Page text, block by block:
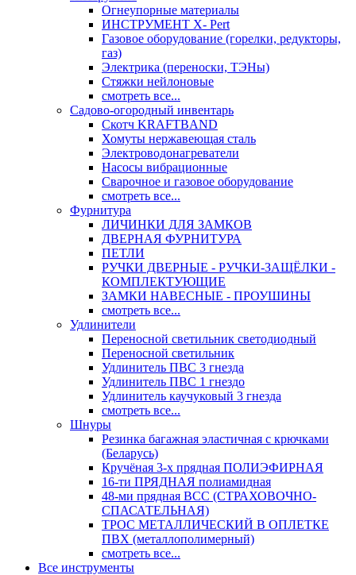
Огнеупорные материалы
ИНСТРУМЕНТ X- Pert
Газовое оборудование (горелки, редукторы,
газ)
Электрика (переноски, ТЭНы)
Стяжки нейлоновые
смотреть все...
Садово-огородный инвентарь
Скотч KRAFTBAND
Хомуты нержавеющая сталь
Электроводонагреватели
Насосы вибрационные
Сварочное и газовое оборудование
смотреть все...
Фурнитура
ЛИЧИНКИ ДЛЯ ЗАМКОВ
ДВЕРНАЯ ФУРНИТУРА
ПЕТЛИ
РУЧКИ ДВЕРНЫЕ - РУЧКИ-ЗАЩЁЛКИ -
КОМПЛЕКТУЮЩИЕ
ЗАМКИ НАВЕСНЫЕ - ПРОУШИНЫ
смотреть все...
Удлинители
Переносной светильник светодиодный
Переносной светильник
Удлинитель ПВС 3 гнезда
Удлинитель ПВС 1 гнездо
Удлинитель каучуковый 3 гнезда
смотреть все...
Шнуры
Резинка багажная эластичная с крючками
(Беларусь)
Кручёная 3-х прядная ПОЛИЭФИРНАЯ
16-ти ПРЯДНАЯ полиамидная
48-ми прядная ВСС (СТРАХОВОЧНО-
СПАСАТЕЛЬНАЯ)
ТРОС МЕТАЛЛИЧЕСКИЙ В ОПЛЕТКЕ
ПВХ (металлополимерный)
смотреть все...
Все инструменты